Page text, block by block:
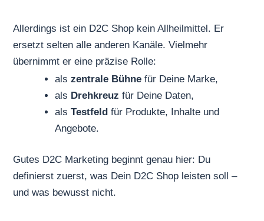
Allerdings ist ein D2C Shop kein Allheilmittel. Er
ersetzt selten alle anderen Kanäle. Vielmehr
übernimmt er eine präzise Rolle:
alszentrale Bühne für Deine Marke,
als Drehkreuz für Deine Daten,
alsTestfeld für Produkte, Inhalte und
Angebote.
Gutes D2C Marketing beginnt genau hier: Du
definierst zuerst, was Dein D2C Shop leisten soll –
und was bewusst nicht.